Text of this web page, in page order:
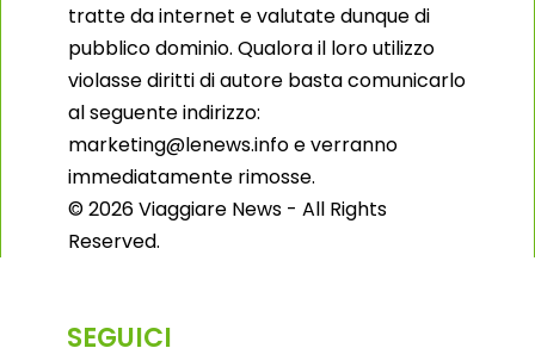
tratte da internet e valutate dunque di
pubblico dominio. Qualora il loro utilizzo
violasse diritti di autore basta comunicarlo
al seguente indirizzo:
marketing@lenews.info e verranno
immediatamente rimosse.
© 2026 Viaggiare News - All Rights
Reserved.
SEGUICI